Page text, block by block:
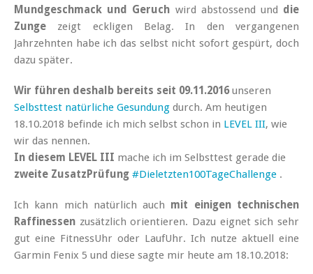
Mundgeschmack und Geruch wird abstossend und die
Zunge zeigt eckligen Belag. In den vergangenen
Jahrzehnten habe ich das selbst nicht sofort gespürt, doch
dazu später.
Wir führen deshalb bereits seit 09.11.2016unseren
Selbsttest natürliche Gesundung durch. Am heutigen
18.10.2018 befinde ich mich selbst schon in LEVEL III, wie
wir das nennen.
In diesem LEVEL III mache ich im Selbsttest gerade die
zweite ZusatzPrüfung #Dieletzten100TageChallenge .
Ich kann mich natürlich auch mit einigen technischen
Raffinessen zusätzlich orientieren. Dazu eignet sich sehr
gut eine FitnessUhr oder LaufUhr. Ich nutze aktuell eine
Garmin Fenix 5 und diese sagte mir heute am 18.10.2018: